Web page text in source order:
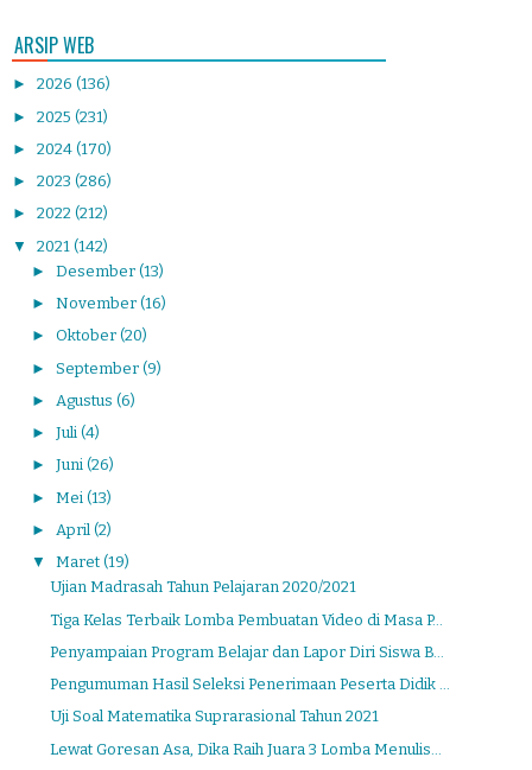
ARSIP WEB
► 2026 (136)
► 2025 (231)
► 2024 (170)
► 2023 (286)
► 2022 (212)
▼ 2021 (142)
► Desember (13)
► November (16)
► Oktober (20)
► September (9)
► Agustus (6)
► Juli (4)
► Juni (26)
► Mei (13)
► April (2)
▼ Maret (19)
Ujian Madrasah Tahun Pelajaran 2020/2021
Tiga Kelas Terbaik Lomba Pembuatan Video di Masa P...
Penyampaian Program Belajar dan Lapor Diri Siswa B...
Pengumuman Hasil Seleksi Penerimaan Peserta Didik ...
Uji Soal Matematika Suprarasional Tahun 2021
Lewat Goresan Asa, Dika Raih Juara 3 Lomba Menulis...